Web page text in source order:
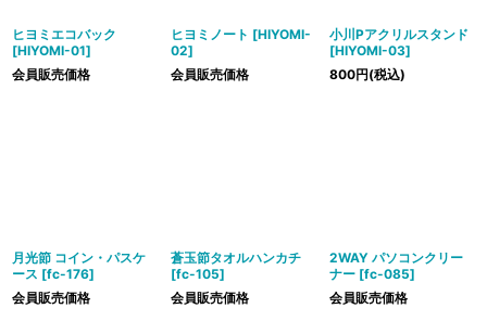
ヒヨミエコバック
[HIYOMI-01]
会員販売価格
ヒヨミノート [HIYOMI-
02]
会員販売価格
小川Pアクリルスタンド
[HIYOMI-03]
800円(税込)
月光節 コイン・パスケ
ース [fc-176]
会員販売価格
蒼玉節タオルハンカチ
[fc-105]
会員販売価格
2WAY パソコンクリー
ナー [fc-085]
会員販売価格